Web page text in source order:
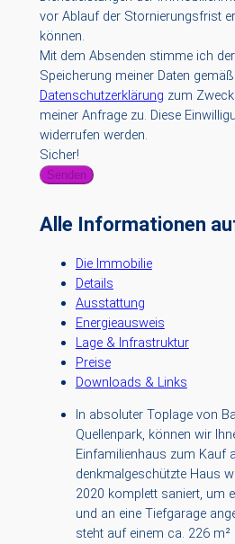
vor Ablauf der Stornierungsfrist
können.
Mit dem Absenden stimme ich
Speicherung meiner Daten
Datenschutzerklärung zum
meiner Anfrage zu. Diese
widerrufen werden.
Sicher!
Senden
Alle Informationen
Die Immobilie
Details
Ausstattung
Energieausweis
Lage & Infrastruktur
Preise
Downloads & Links
In absoluter Toplage von
Quellenpark, können wir
Einfamilienhaus zum Kauf
denkmalgeschützte Haus
2020 komplett saniert, um
und an eine Tiefgarage
steht auf einem ca. 226